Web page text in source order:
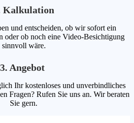
Kalkulation
und entscheiden, ob wir sofort ein
oder ob noch eine Video-Besichtigung
sinnvoll wäre.
3. Angebot
Ihr kostenloses und unverbindliches
Fragen? Rufen Sie uns an. Wir beraten
Sie gern.